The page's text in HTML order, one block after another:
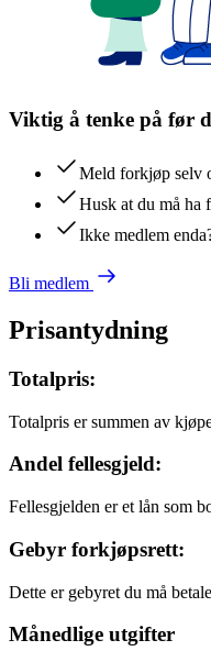
Viktig å tenke på før
Meld forkjøp selv
Husk at du må ha
Ikke medlem
Bli medlem
Prisantydning
Totalpris:
Totalpris er summen av
Andel fellesgjeld:
Fellesgjelden er et lån som
Gebyr forkjøpsrett:
Dette er gebyret du må
Månedlige utgifter